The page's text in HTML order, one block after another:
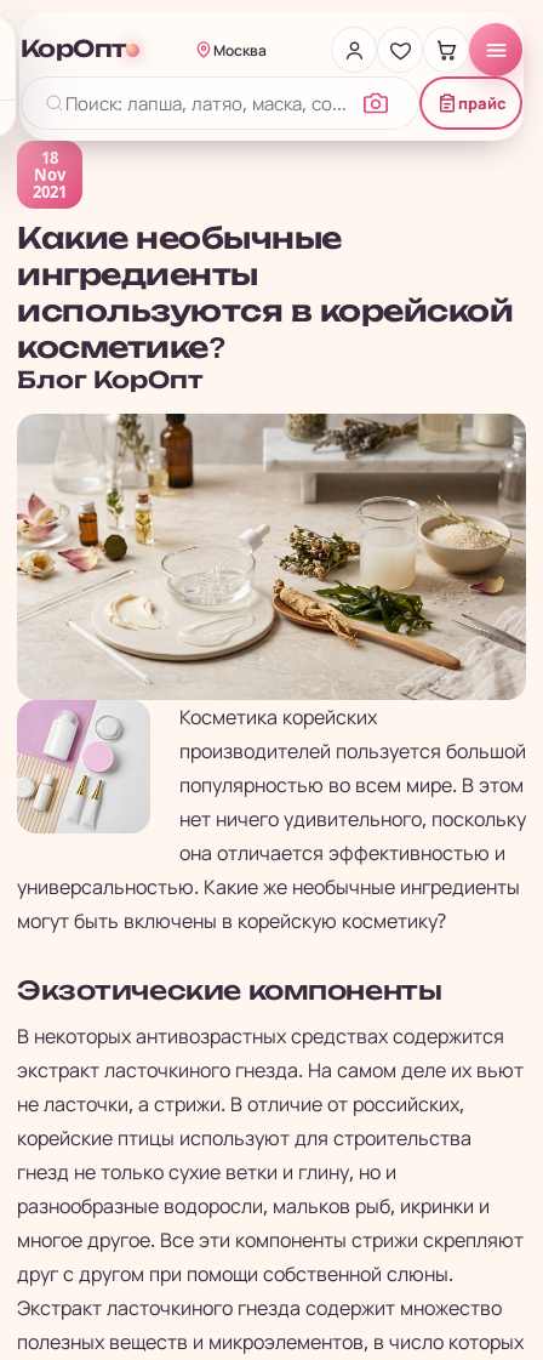
КорОпт Москва
прайс
18
Nov
2021
Какие необычные
ингредиенты
используются в корейской
косметике?
Блог КорОпт
Косметика корейских
производителей пользуется большой
популярностью во всем мире. В этом
нет ничего удивительного, поскольку
она отличается эффективностью и
универсальностью. Какие же необычные ингредиенты
могут быть включены в корейскую косметику?
Экзотические компоненты
В некоторых антивозрастных средствах содержится
экстракт ласточкиного гнезда. На самом деле их вьют
не ласточки, а стрижи. В отличие от российских,
корейские птицы используют для строительства
гнезд не только сухие ветки и глину, но и
разнообразные водоросли, мальков рыб, икринки и
многое другое. Все эти компоненты стрижи скрепляют
друг с другом при помощи собственной слюны.
Экстракт ласточкиного гнезда содержит множество
полезных веществ и микроэлементов, в число которых